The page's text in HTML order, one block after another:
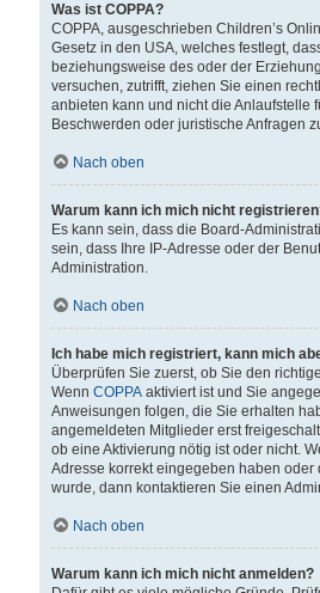
Was ist COPPA?
COPPA, ausgeschrieben Children’s
Gesetz in den USA, welches festlegt,
beziehungsweise des oder der
versuchen, zutrifft, ziehen Sie einen
anbieten kann und nicht die Anlaufstelle
Beschwerden oder juristische Anfragen
Nach oben
Warum kann ich mich nicht
Es kann sein, dass die Board-
sein, dass Ihre IP-Adresse oder der
Administration.
Nach oben
Ich habe mich registriert, kann mich
Überprüfen Sie zuerst, ob Sie den
Wenn COPPA aktiviert ist und Sie
Anweisungen folgen, die Sie erhalten
angemeldeten Mitglieder erst
ob eine Aktivierung nötig ist oder nicht.
Adresse korrekt eingegeben haben
wurde, dann kontaktieren Sie einen
Nach oben
Warum kann ich mich nicht anmelden?